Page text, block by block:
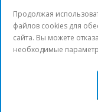
info@32b.su
Продолжая
файлов cookies для
сайта. Вы можете
необходимые